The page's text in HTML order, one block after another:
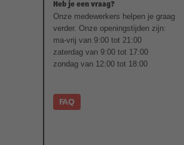
Heb je een vraag?
Onze medewerkers helpen je graag
verder. Onze openingstijden zijn:
ma-vrij van 9:00 tot 21:00
zaterdag van 9:00 tot 17:00
zondag van 12:00 tot 18:00
FAQ